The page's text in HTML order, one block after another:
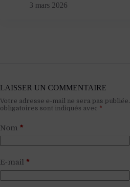
3 mars 2026
LAISSER UN COMMENTAIRE
Votre adresse e-mail ne sera pas publiée.
obligatoires sont indiqués avec *
Nom *
E-mail *